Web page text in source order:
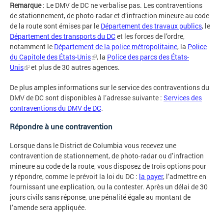
Remarque: Le DMV de DC ne verbalise pas. Les contraventions
de stationnement, de photo-radar et d’infraction mineure au code
de la route sont émises par le Département des travaux publics, le
Département des transports du DCet les forces de l’ordre,
notamment le Département de la police métropolitaine, la Police
du Capitole des États-Unis
, la Police des parcs des États-
Unis
et plus de 30 autres agences.
De plus amples informations sur le service des contraventions du
DMV de DC sont disponibles à l’adresse suivante : Services des
contraventions du DMV de DC.
Répondre à une contravention
Lorsque dans le District de Columbia vous recevez une
contravention de stationnement, de photo-radar ou d’infraction
mineure au code de la route, vous disposez de trois options pour
y répondre, comme le prévoit la loi du DC : la payer, l’admettre en
fournissant une explication, ou la contester. Après un délai de 30
jours civils sans réponse, une pénalité égale au montant de
l’amende sera appliquée.